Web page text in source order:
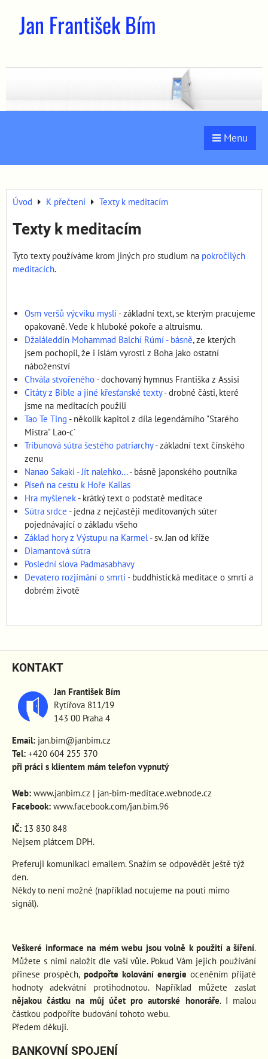
Jan František Bím
Menu
Úvod K přečtení Texty k meditacím
Texty k meditacím
Tyto texty používáme krom jiných pro studium na pokročilých
meditacích.
Osm veršů výcviku mysli - základní text, se kterým pracujeme
opakovaně. Vede k hluboké pokoře a altruismu.
Džaláleddín Mohammad Balchí Rúmí - básně, ze kterých
jsem pochopil, že i islám vyrostl z Boha jako ostatní
náboženství
Chvála stvořeného- dochovaný hymnus Františka z Assisi
Citáty z Bible a jiné křesťanské texty- drobné části, které
jsme na meditacích použili
Tao Te Ting - několik kapitol z díla legendárního "Starého
Mistra" Lao-c´
Tribunová sútra šestého patriarchy- základní text čínského
zenu
Nanao Sakaki - Jít nalehko...- básně japonského poutníka
Píseň na cestu k Hoře Kailas
Hra myšlenek- krátký text o podstatě meditace
Sútra srdce - jedna z nejčastěji meditovaných súter
pojednávající o základu všeho
Základ hory z Výstupu na Karmel- sv. Jan od kříže
Diamantová sútra
Poslední slova Padmasabhavy
Devatero rozjímání o smrti - buddhistická meditace o smrti a
dobrém životě
KONTAKT
Jan František Bím
Rytířova 811/19
143 00 Praha 4
Email: jan.bim@janbim.cz
Tel: +420 604 255 370
při práci s klientem mám telefon vypnutý
Web: www.janbim.cz | jan-bim-meditace.webnode.cz
Facebook: www.facebook.com/jan.bim.96
IČ: 13 830 848
Nejsem plátcem DPH.
Preferuji komunikaci emailem. Snažím se odpovědět ještě týž
den.
Někdy to není možné (například nocujeme na pouti mimo
signál).
Veškeré informace na mém webu jsou volně k použití a šíření.
Můžete s nimi naložit dle vaší vůle. Pokud Vám jejich používání
přinese prospěch, podpořte kolování energie oceněním přijaté
hodnoty adekvátní protihodnotou. Například můžete zaslat
nějakou částku na můj účet pro autorské honoráře. I malou
částkou podpoříte budování tohoto webu.
Předem děkuji.
BANKOVNÍ SPOJENÍ